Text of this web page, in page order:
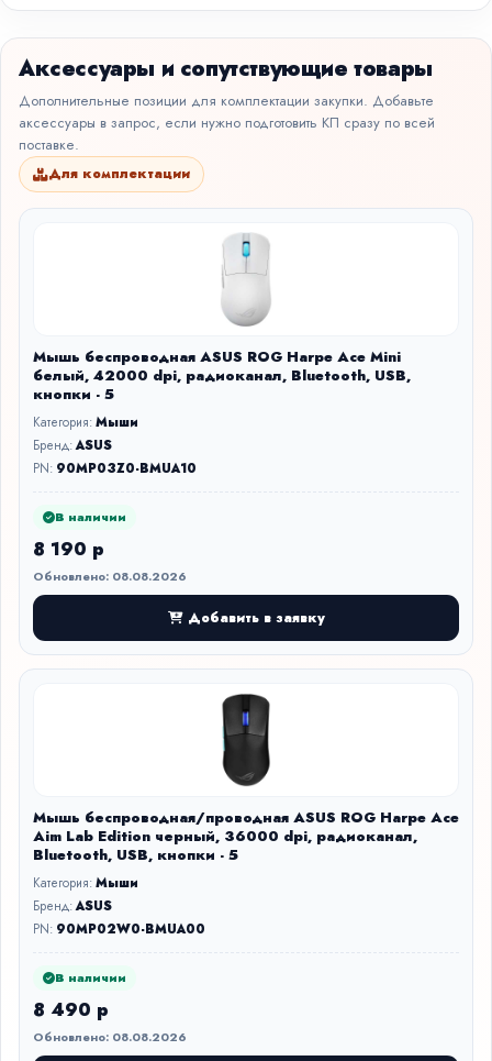
Аксессуары и сопутствующие товары
Дополнительные позиции для комплектации закупки. Добавьте
аксессуары в запрос, если нужно подготовить КП сразу по всей
поставке.
Для комплектации
Мышь беспроводная ASUS ROG Harpe Ace Mini
белый, 42000 dpi, радиоканал, Bluetooth, USB,
кнопки - 5
Категория:Мыши
Бренд:ASUS
PN: 90MP03Z0-BMUA10
В наличии
8 190 р
Обновлено: 08.08.2026
Добавить в заявку
Мышь беспроводная/проводная ASUS ROG Harpe Ace
Aim Lab Edition черный, 36000 dpi, радиоканал,
Bluetooth, USB, кнопки - 5
Категория:Мыши
Бренд:ASUS
PN: 90MP02W0-BMUA00
В наличии
8 490 р
Обновлено: 08.08.2026